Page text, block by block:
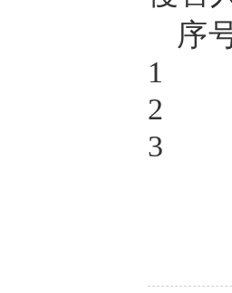
序
1
2
3